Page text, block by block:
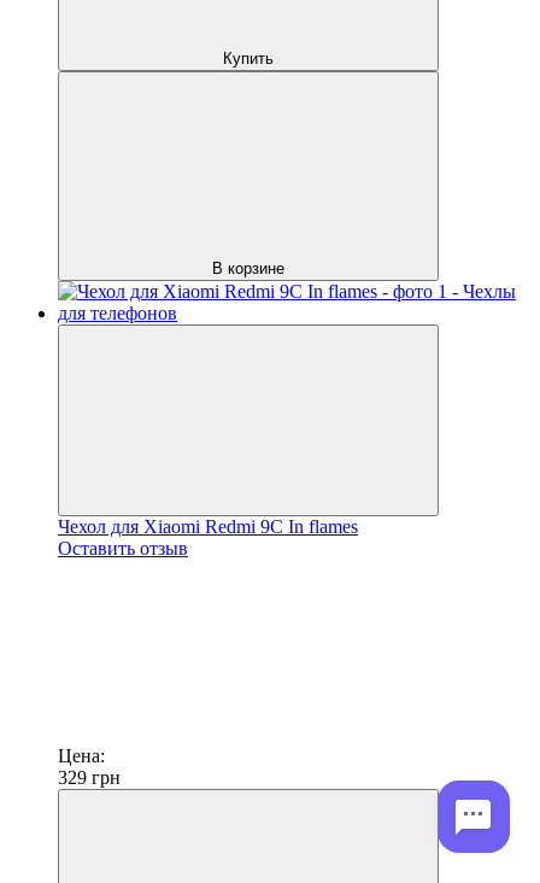
Купить
В корзине
Чехол для Xiaomi Redmi 9C In flames
Оставить отзыв
Цена:
329 грн